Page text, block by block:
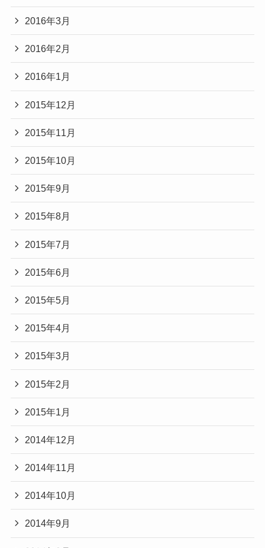
2016年3月
2016年2月
2016年1月
2015年12月
2015年11月
2015年10月
2015年9月
2015年8月
2015年7月
2015年6月
2015年5月
2015年4月
2015年3月
2015年2月
2015年1月
2014年12月
2014年11月
2014年10月
2014年9月